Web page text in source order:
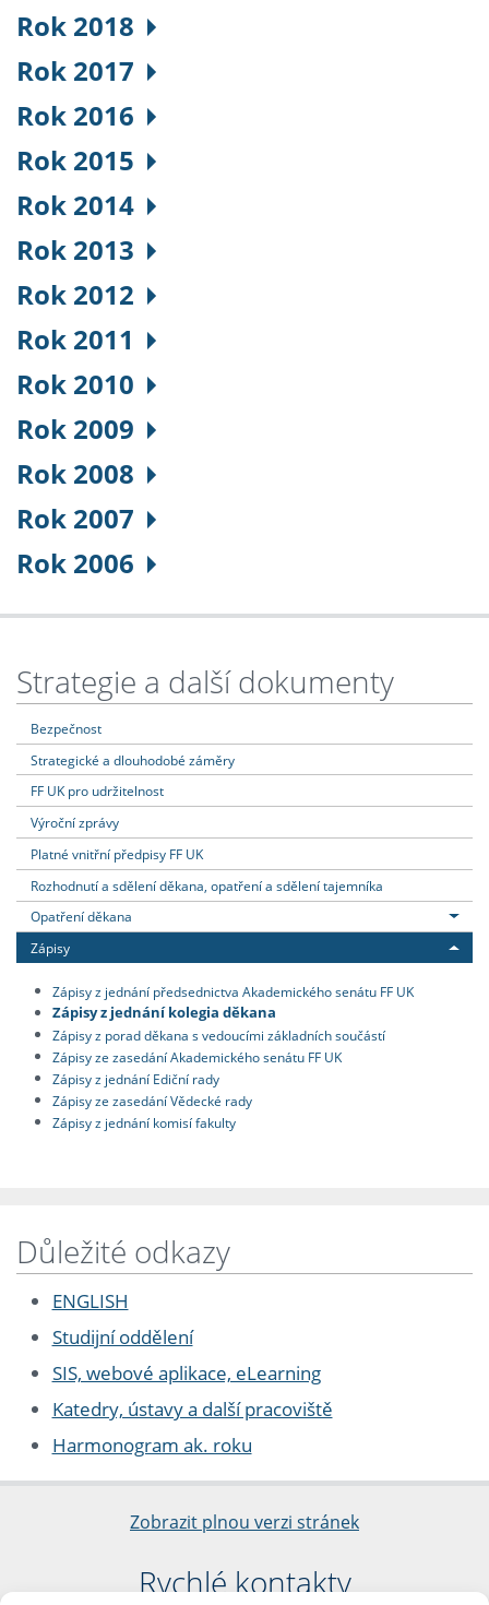
Rok 2018
Rok 2017
Rok 2016
Rok 2015
Rok 2014
Rok 2013
Rok 2012
Rok 2011
Rok 2010
Rok 2009
Rok 2008
Rok 2007
Rok 2006
Strategie a další dokumenty
Bezpečnost
Strategické a dlouhodobé záměry
FF UK pro udržitelnost
Výroční zprávy
Platné vnitřní předpisy FF UK
Rozhodnutí a sdělení děkana, opatření a sdělení tajemníka
Opatření děkana
Zápisy
Zápisy z jednání předsednictva Akademického senátu FF UK
Zápisy z jednání kolegia děkana
Zápisy z porad děkana s vedoucími základních součástí
Zápisy ze zasedání Akademického senátu FF UK
Zápisy z jednání Ediční rady
Zápisy ze zasedání Vědecké rady
Zápisy z jednání komisí fakulty
Důležité odkazy
ENGLISH
Studijní oddělení
SIS, webové aplikace, eLearning
Katedry, ústavy a další pracoviště
Harmonogram ak. roku
Zobrazit plnou verzi stránek
Rychlé kontakty